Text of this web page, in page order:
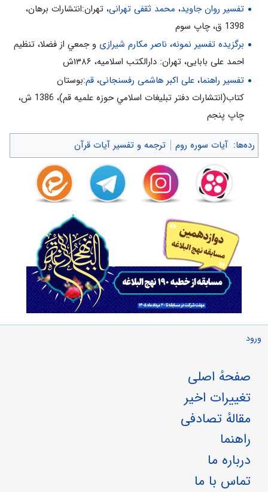
تفسیر روان جاوید، محمد ثقفی تهرانی، تهران:انتشارات برهان،
1398 ق، چاپ سوم
برگزیده تفسیر نمونه، ناصر مکارم شیرازی و جمعي از فضلا، تنظیم
احمد علی بابایی، تهران: دارالکتب اسلامیه، ۱۳۸۶ش
تفسیر راهنما، علی اکبر هاشمی رفسنجانی، قم:بوستان
كتاب(انتشارات دفتر تبليغات اسلامي حوزه علميه قم)، 1386 ش‌،
چاپ پنجم‌
رده‌ها: آیات سوره روم ترجمه و تفسیر آیات قرآن
ورود
صفحهٔ اصلی
تغییرات اخیر
مقالهٔ تصادفی
راهنما
درباره ما
تماس با ما